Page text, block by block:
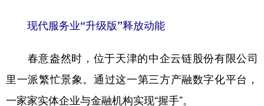
现代服务业“升级版”释放动能
春意盎然时，位于天津的中企云链股份有限公司
里一派繁忙景象。通过这一第三方产融数字化平台，
一家家实体企业与金融机构实现“握手”。